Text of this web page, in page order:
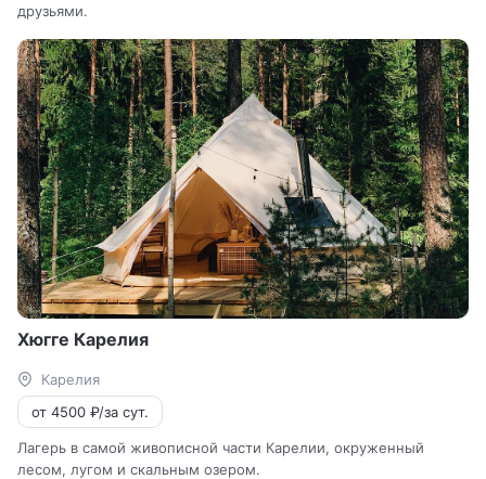
друзьями.
Хюгге Карелия
Карелия
от 4500 ₽/за сут.
Лагерь в самой живописной части Карелии, окруженный
лесом, лугом и скальным озером.